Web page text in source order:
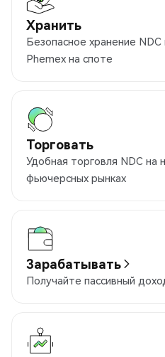
Хранить
Безопасное хранение
Phemex на споте
Торговать
Удобная торговля NDC на
фьючерсных рынках
Зарабатывать
Получайте пассивный